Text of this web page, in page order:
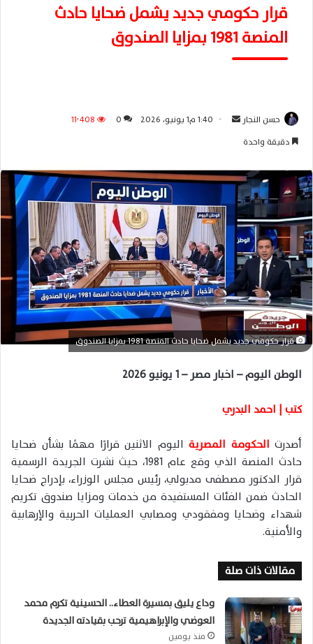
قرار حكومي جديد يشمل ضحايا حادث
المنصة 1981 بمزايا الصندوق
حسن النجار
ل
ب
ر
إ
ل
ك
ت
ر
و
ن
ا
1:40 م1 يونيو، 2026 0
11٬408
دقيقة واحدة
قرار حكومي جديد يشمل ضحايا حادث المنصة 1981 بمزايا الصندوق
الوطن اليوم – اخبار مصر – 1 يونيو 2026
كتب | احمد البدري
أصدرت الحكومة المصرية اليوم الاثنين قرارًا مهمًا بشأن ضحايا
حادث المنصة الذي وقع عام 1981، حيث نشرت الجريدة الرسمية
قرار الدكتور مصطفى مدبولي، رئيس مجلس الوزراء، بإدراج ضحايا
الحادث ضمن الفئات المستفيدة من خدمات ومزايا صندوق تكريم
شهداء وضحايا ومفقودي ومصابي العمليات الحربية والإرهابية
والأمنية.
مقالات ذات صلة
وداع يليق بمسيرة العطاء.. الحسينية تكرم محمد
العوضي والإبراهيمية ترحب بقيادته الجديدة
منذ يومين